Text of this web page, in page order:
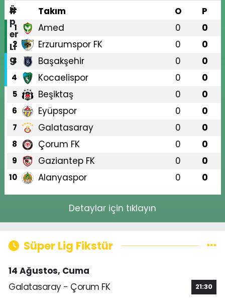
#
Takım O P
1 Amed 0 0
2 Erzurumspor FK 0 0
3 Başakşehir 0 0
4 Kocaelispor 0 0
5 Beşiktaş 0 0
6 Eyüpspor 0 0
7 Galatasaray 0 0
8 Çorum FK 0 0
9 Gaziantep FK 0 0
10 Alanyaspor 0 0
Detaylar için tıklayın
Süper Lig Fikstür
14 Ağustos, Cuma
Galatasaray - Çorum FK
21:30